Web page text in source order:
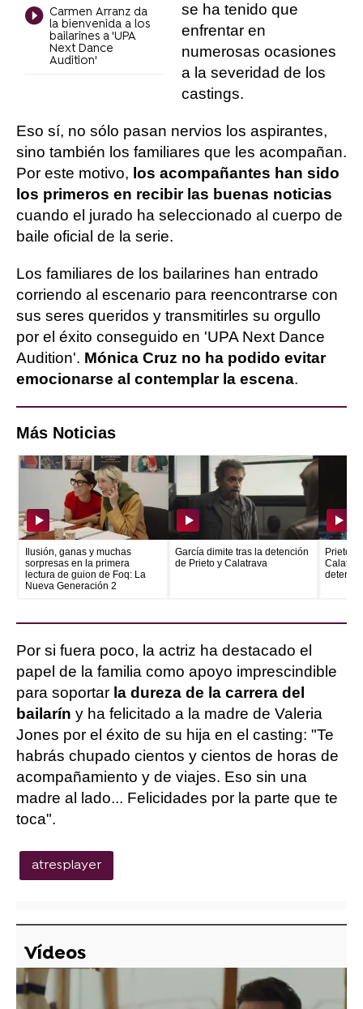
Carmen Arranz da
la bienvenida a los
bailarines a 'UPA
Next Dance
Audition'
se ha tenido que
enfrentar en
numerosas ocasiones
a la severidad de los
castings.
Eso sí, no sólo pasan nervios los aspirantes,
sino también los familiares que les acompañan.
Por este motivo, los acompañantes han sido
los primeros en recibir las buenas noticias
cuando el jurado ha seleccionado al cuerpo de
baile oficial de la serie.
Los familiares de los bailarines han entrado
corriendo al escenario para reencontrarse con
sus seres queridos y transmitirles su orgullo
por el éxito conseguido en 'UPA Next Dance
Audition'. Mónica Cruz no ha podido evitar
emocionarse al contemplar la escena.
Más Noticias
Ilusión, ganas y muchas
sorpresas en la primera
lectura de guion de Foq: La
Nueva Generación 2
García dimite tras la detención
de Prieto y Calatrava
Prieto
Por si fuera poco, la actriz ha destacado el
papel de la familia como apoyo imprescindible
para soportar la dureza de la carrera del
bailarín y ha felicitado a la madre de Valeria
Jones por el éxito de su hija en el casting: "Te
habrás chupado cientos y cientos de horas de
acompañamiento y de viajes. Eso sin una
madre al lado... Felicidades por la parte que te
toca".
atresplayer
Vídeos